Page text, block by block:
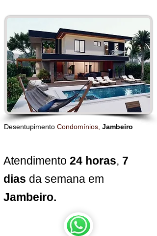
Desentupimento Condomínios, Jambeiro
Atendimento 24 horas, 7
dias da semana em
Jambeiro.